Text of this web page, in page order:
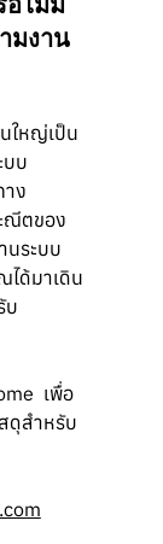
มงาน
ใหญ่เป็น
บบ
ง
ณีตของ
นระบบ
ได้มาเดิน
บ
เพื่อ
ดุสำหรับ